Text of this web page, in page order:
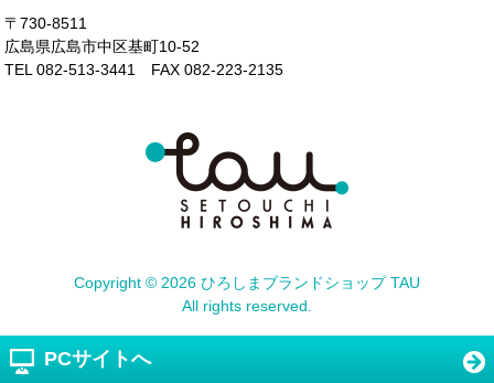
〒730-8511
広島県広島市中区基町10-52
TEL 082-513-3441 FAX 082-223-2135
Copyright © 2026 ひろしまブランドショップ TAU
All rights reserved.
PCサイトへ